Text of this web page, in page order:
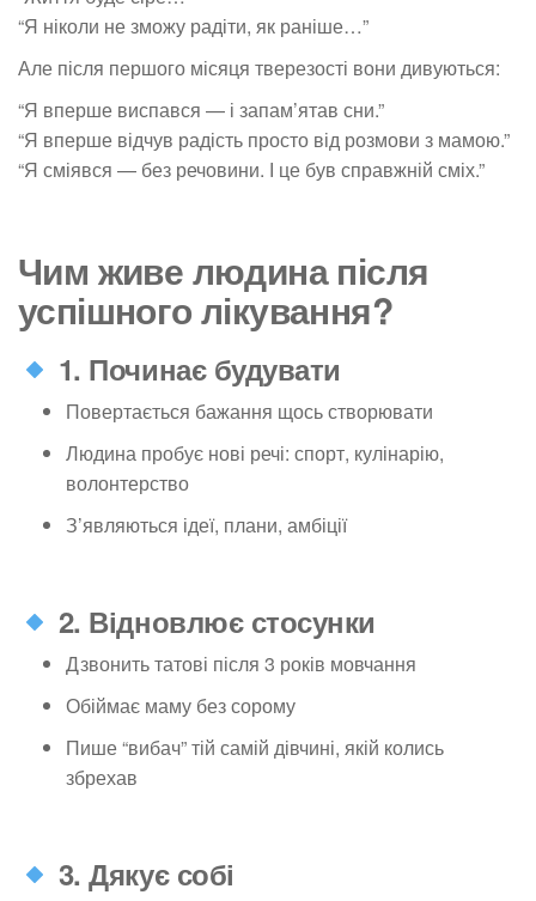
“Я ніколи не зможу радіти, як раніше…”
Але після першого місяця тверезості вони дивуються:
“Я вперше виспався — і запам’ятав сни.”
“Я вперше відчув радість просто від розмови з мамою.”
“Я сміявся — без речовини. І це був справжній сміх.”
Чим живе людина після
успішного лікування?
1. Починає будувати
Повертається бажання щось створювати
Людина пробує нові речі: спорт, кулінарію,
волонтерство
З’являються ідеї, плани, амбіції
2. Відновлює стосунки
Дзвонить татові після 3 років мовчання
Обіймає маму без сорому
Пише “вибач” тій самій дівчині, якій колись
збрехав
3. Дякує собі